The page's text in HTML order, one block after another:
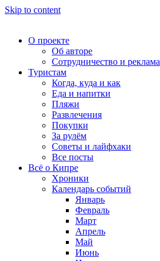
Skip to content
О проекте
Об авторе
Сотрудничество и реклама
Туристам
Когда, куда и как
Еда и напитки
Пляжи
Развлечения
Покупки
За рулём
Советы и лайфхаки
Все посты
Всё о Кипре
Хроники
Календарь событий
Январь
Февраль
Март
Апрель
Май
Июнь